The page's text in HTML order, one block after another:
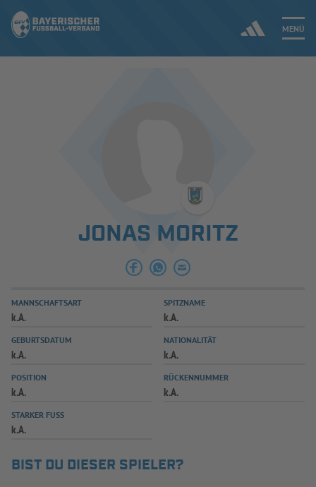
MENÜ
SPIELBETRIEB & VERBANDSLEBEN
AUSBILDUNG & FÖRDERUNG
SPIELPLUS
JONAS MORITZ
MANNSCHAFTSART
k.A.
SPITZNAME
k.A.
GEBURTSDATUM
k.A.
NATIONALITÄT
k.A.
POSITION
k.A.
RÜCKENNUMMER
k.A.
STARKER FUSS
k.A.
BIST DU DIESER SPIELER?